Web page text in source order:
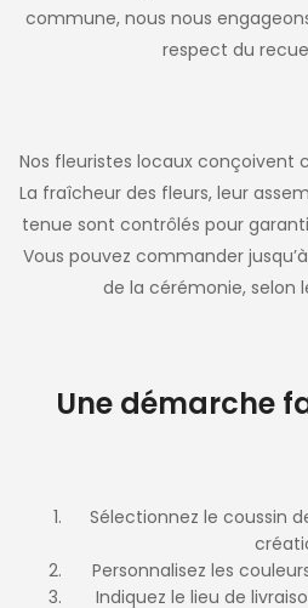
commune, nous nous
respect du
Nos fleuristes locaux conçoivent
La fraîcheur des fleurs, leur
tenue sont contrôlés pour
Vous pouvez commander
de la cérémonie, selon
Une démarche
Sélectionnez le coussin
Personnalisez les
Indiquez le lieu de